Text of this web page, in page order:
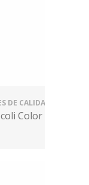
DE CALIDAD
Color Indicator